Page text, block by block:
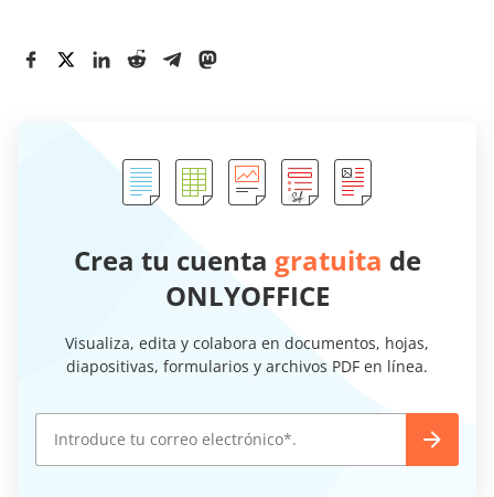
Crea tu cuenta gratuita de
ONLYOFFICE
Visualiza, edita y colabora en documentos, hojas,
diapositivas, formularios y archivos PDF en línea.